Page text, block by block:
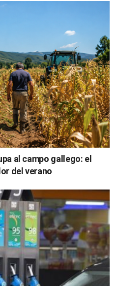
al campo gallego: el
del verano